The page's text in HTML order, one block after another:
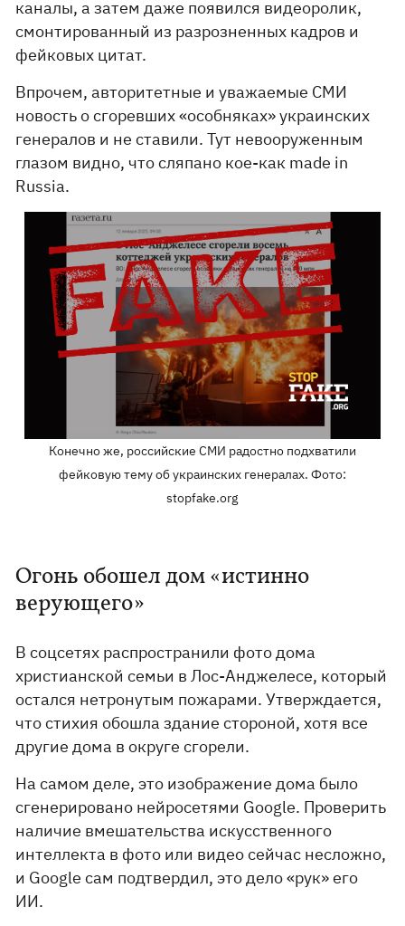
каналы, а затем даже появился видеоролик,
смонтированный из разрозненных кадров и
фейковых цитат.
Впрочем, авторитетные и уважаемые СМИ
новость о сгоревших «особняках» украинских
генералов и не ставили. Тут невооруженным
глазом видно, что сляпано кое-как made in
Russia.
Конечно же, российские СМИ радостно подхватили
фейковую тему об украинских генералах. Фото:
stopfake.org
Огонь обошел дом «истинно
верующего»
В соцсетях распространили фото дома
христианской семьи в Лос-Анджелесе, который
остался нетронутым пожарами. Утверждается,
что стихия обошла здание стороной, хотя все
другие дома в округе сгорели.
На самом деле, это изображение дома было
сгенерировано нейросетями Google. Проверить
наличие вмешательства искусственного
интеллекта в фото или видео сейчас несложно,
и Google сам подтвердил, это дело «рук» его
ИИ.